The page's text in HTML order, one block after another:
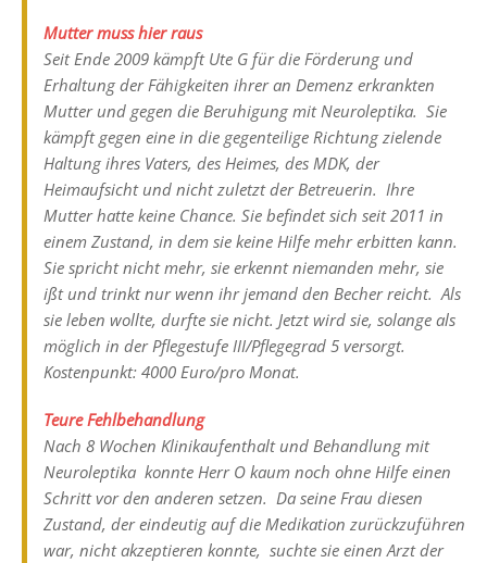
Mutter muss hier raus
Seit Ende 2009 kämpft Ute G für die Förderung und
Erhaltung der Fähigkeiten ihrer an Demenz erkrankten
Mutter und gegen die Beruhigung mit Neuroleptika. Sie
kämpft gegen eine in die gegenteilige Richtung zielende
Haltung ihres Vaters, des Heimes, des MDK, der
Heimaufsicht und nicht zuletzt der Betreuerin. Ihre
Mutter hatte keine Chance. Sie befindet sich seit 2011 in
einem Zustand, in dem sie keine Hilfe mehr erbitten kann.
Sie spricht nicht mehr, sie erkennt niemanden mehr, sie
ißt und trinkt nur wenn ihr jemand den Becher reicht. Als
sie leben wollte, durfte sie nicht. Jetzt wird sie, solange als
möglich in der Pflegestufe III/Pflegegrad 5 versorgt.
Kostenpunkt: 4000 Euro/pro Monat.
Teure Fehlbehandlung
Nach 8 Wochen Klinikaufenthalt und Behandlung mit
Neuroleptika konnte Herr O kaum noch ohne Hilfe einen
Schritt vor den anderen setzen. Da seine Frau diesen
Zustand, der eindeutig auf die Medikation zurückzuführen
war, nicht akzeptieren konnte, suchte sie einen Arzt der